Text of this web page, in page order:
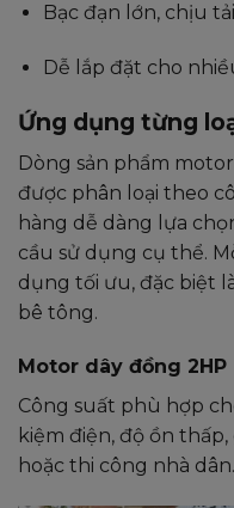
Bạc đạn lớn, chịu
Dễ lắp đặt cho
Ứng dụng từng
Dòng sản phẩm
được phân loại theo
hàng dễ dàng lựa
cầu sử dụng cụ thể.
dụng tối ưu, đặc biệt
bê tông.
Motor dây đồng 2HP
Công suất phù hợp
kiệm điện, độ ồn
hoặc thi công nhà dân.